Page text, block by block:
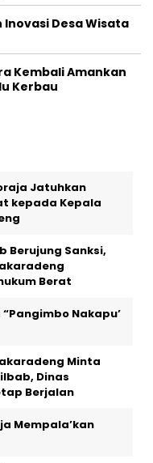
Inovasi Desa Wisata
Kembali Amankan
Kerbau
Jatuhkan
kepada Kepala
Berujung Sanksi,
Berat
Nakapu’
Minta
Dinas
Berjalan
Mempala’kan